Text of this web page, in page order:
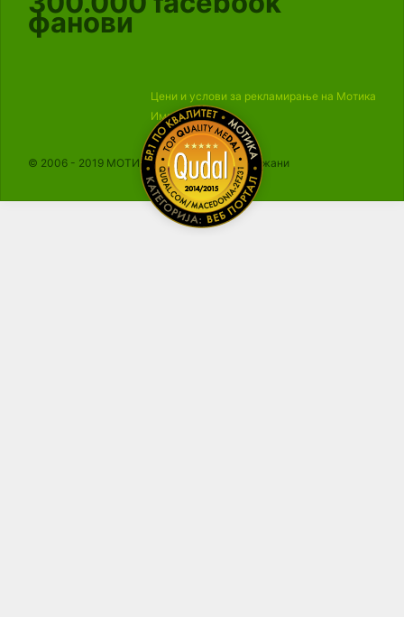
фанови
Цени и услови за рекламирање на Мотика
Импресум
© 2006 - 2019 МОТИКА, Сите права се задржани